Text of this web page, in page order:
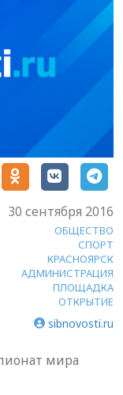
30 сентября 2016
ОБЩЕСТВО
СПОРТ
КРАСНОЯРСК
АДМИНИСТРАЦИЯ
ПЛОЩАДКА
ОТКРЫТИЕ
sibnovosti.ru
мира